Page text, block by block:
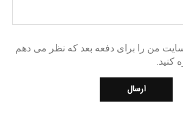
من را برای دفعه بعد که نظر می دهم
کنید.